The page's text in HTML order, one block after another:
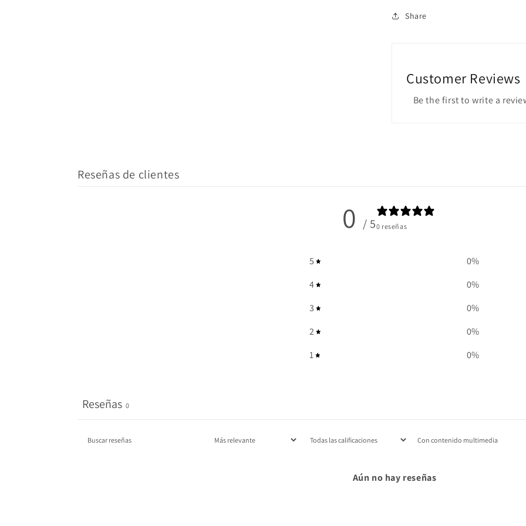
Share
Customer Reviews
Be the first to write a
Reseñas de clientes
0 / 50 reseñas
5 0%
4
0%
3
0%
2
0%
1
0%
Reseñas 0
Con contenido multimedia
Aún no hay reseñas